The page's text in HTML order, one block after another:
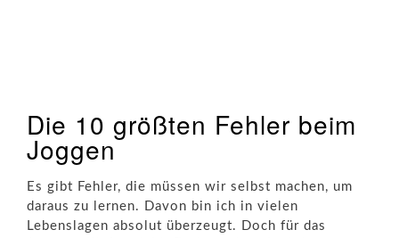
Die 10 größten Fehler beim
Joggen
Es gibt Fehler, die müssen wir selbst machen, um
daraus zu lernen. Davon bin ich in vielen
Lebenslagen absolut überzeugt. Doch für das